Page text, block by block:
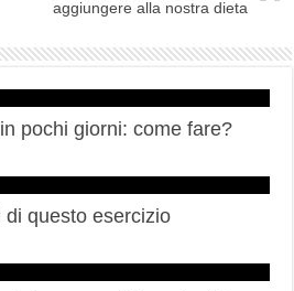
aggiungere alla nostra dieta
pochi giorni: come fare?
questo esercizio